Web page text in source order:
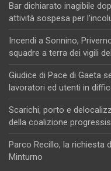
Bar dichiarato inagibile
attività sospesa per
Incendi a Sonnino,
squadre a terra dei vigili
Giudice di Pace di Gaeta
lavoratori ed utenti in
Scarichi, porto e
della coalizione
Parco Recillo, la richiesta
Minturno